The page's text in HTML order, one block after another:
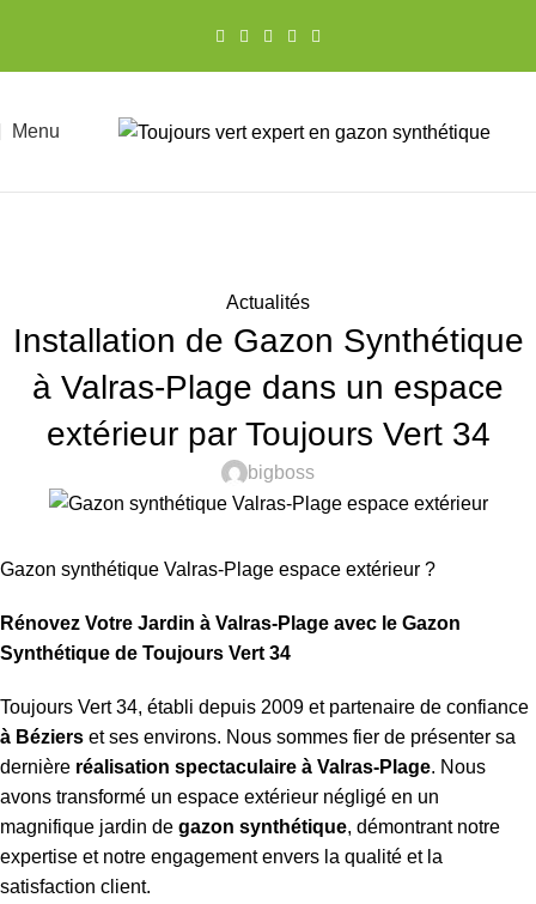
Menu
Actualités
Installation de Gazon Synthétique
à Valras-Plage dans un espace
extérieur par Toujours Vert 34
bigboss
Gazon synthétique Valras-Plage espace extérieur ?
Rénovez Votre Jardin à Valras-Plage avec le Gazon
Synthétique de Toujours Vert 34
Toujours Vert 34, établi depuis 2009 et partenaire de confiance
à Béziers et ses environs. Nous sommes fier de présenter sa
dernière réalisation spectaculaire à Valras-Plage. Nous
avons transformé un espace extérieur négligé en un
magnifique jardin de gazon synthétique, démontrant notre
expertise et notre engagement envers la qualité et la
satisfaction client.